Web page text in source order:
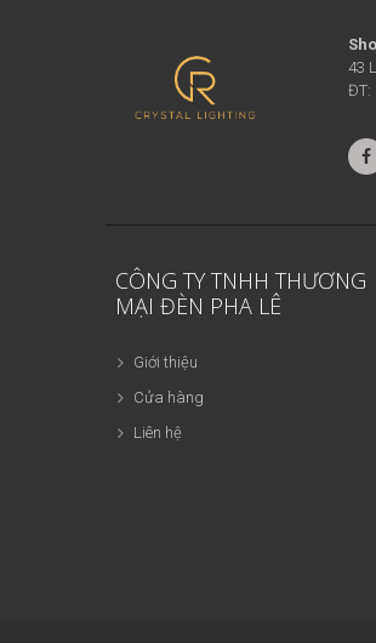
43
ĐT:
CÔNG TY TNHH THƯƠNG
MẠI ĐÈN PHA LÊ
Giới thiệu
Cửa hàng
Liên hệ